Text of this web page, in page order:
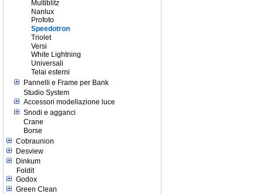
Multiblitz
Nanlux
Profoto
Speedotron
Triolet
Versi
White Lightning
Universali
Telai esterni
Pannelli e Frame per Bank
Studio System
Accessori modellazione luce
Snodi e agganci
Crane
Borse
Cobraunion
Desview
Dinkum
Foldit
Godox
Green Clean